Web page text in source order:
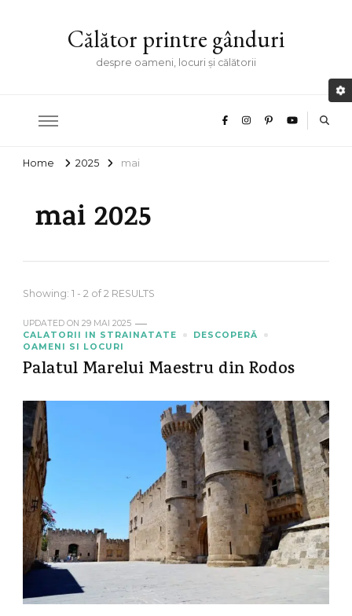
Călător printre gânduri
despre oameni, locuri și călătorii
Home 2025 mai
mai 2025
Showing: 1 - 2 of 2 RESULTS
UPDATED ON 29 MAI 2025
CALATORII IN STRAINATATE
DESCOPERĂ
OAMENI SI LOCURI
Palatul Marelui Maestru din Rodos